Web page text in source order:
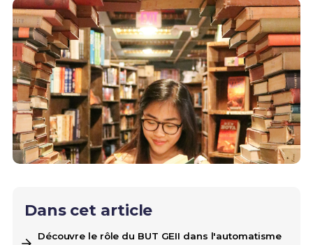
Dans cet article
Découvre le rôle du BUT GEII dans l'automatisme